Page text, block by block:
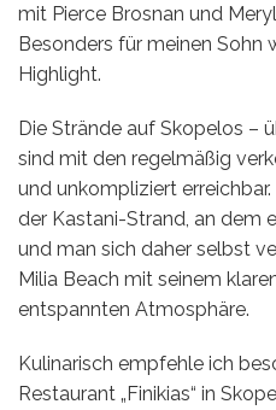
mit Pierce Brosnan und
Besonders für meinen Sohn
Highlight.
Die Strände auf Skopelos –
sind mit den regelmäßig
und unkompliziert
der Kastani-Strand, an dem
und man sich daher selbst
Milia Beach mit seinem
entspannten Atmosphäre.
Kulinarisch empfehle ich
Restaurant „Finikias“ in